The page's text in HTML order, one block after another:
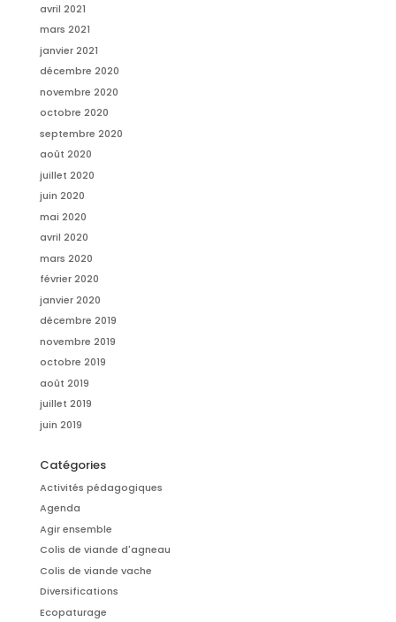
avril 2021
mars 2021
janvier 2021
décembre 2020
novembre 2020
octobre 2020
septembre 2020
août 2020
juillet 2020
juin 2020
mai 2020
avril 2020
mars 2020
février 2020
janvier 2020
décembre 2019
novembre 2019
octobre 2019
août 2019
juillet 2019
juin 2019
Catégories
Activités pédagogiques
Agenda
Agir ensemble
Colis de viande d'agneau
Colis de viande vache
Diversifications
Ecopaturage